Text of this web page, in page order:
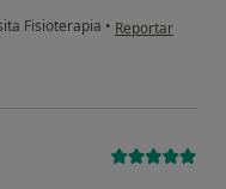
Fisioterapia • en opinión del
Reportar